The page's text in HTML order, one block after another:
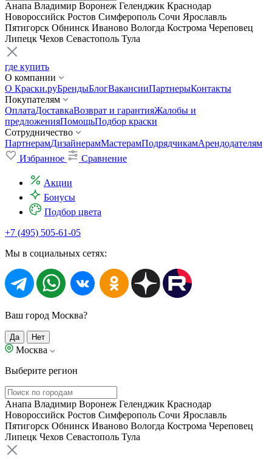
Анапа Владимир Воронеж Геленджик Краснодар
Новороссийск Ростов Симферополь Сочи Ярославль
Пятигорск Обнинск Иваново Вологда Кострома Череповец
Липецк Чехов Севастополь Тула
где купить
О компании
О Краски.руБрендыБлогВакансииПартнерыКонтакты
Покупателям
ОплатаДоставкаВозврат и гарантияЖалобы и
предложенияПомощьПодбор краски
Сотрудничество
ПартнерамДизайнерамМастерамПодрядчикамАрендодателям
Избранное
Сравнение
Акции
Бонусы
Подбор цвета
+7 (495) 505-61-05
Мы в социальных сетях:
Ваш город Москва?
Да Нет
Москва
Выберите регион
Анапа Владимир Воронеж Геленджик Краснодар
Новороссийск Ростов Симферополь Сочи Ярославль
Пятигорск Обнинск Иваново Вологда Кострома Череповец
Липецк Чехов Севастополь Тула